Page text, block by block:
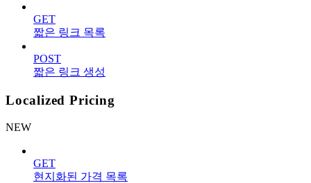
GET
짧은 링크 목록
POST
짧은 링크 생성
Localized Pricing
NEW
GET
현지화된 가격 목록